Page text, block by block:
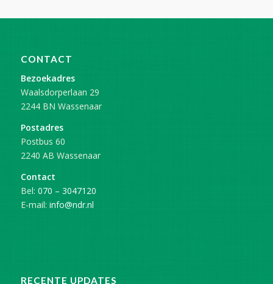
CONTACT
Bezoekadres
Waalsdorperlaan 29
2244 BN Wassenaar
Postadres
Postbus 60
2240 AB Wassenaar
Contact
Bel: 070 – 3047120
E-mail: info@ndr.nl
RECENTE UPDATES